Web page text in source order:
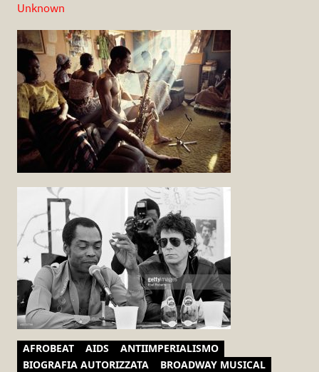
Unknown
AFROBEAT AIDS
ANTIIMPERIALISMO
BIOGRAFIA AUTORIZZATA
BROADWAY MUSICAL